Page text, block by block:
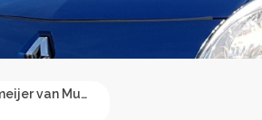
Marion Hooijmeijer van Munster